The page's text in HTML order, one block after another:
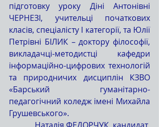
підготовку уроку Діні Антонівні
ЧЕРНЕЗІ, учительці початкових
класів, спеціалісту І категорії, та Юлії
Петрівні БІЛИК – доктору філософії,
викладачці-методистці кафедри
інформаційно-цифрових технологій
та природничих дисциплін КЗВО
«Барський гуманітарно-
педагогічний коледж імені Михайла
Грушевського».